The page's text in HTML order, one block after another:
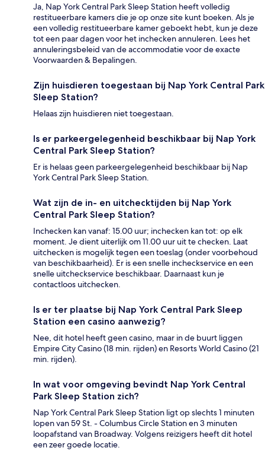
Ja, Nap York Central Park Sleep Station heeft volledig
restitueerbare kamers die je op onze site kunt boeken. Als je
een volledig restitueerbare kamer geboekt hebt, kun je deze
tot een paar dagen voor het inchecken annuleren. Lees het
annuleringsbeleid van de accommodatie voor de exacte
Voorwaarden & Bepalingen.
Zijn huisdieren toegestaan bij Nap York Central Park
Sleep Station?
Helaas zijn huisdieren niet toegestaan.
Is er parkeergelegenheid beschikbaar bij Nap York
Central Park Sleep Station?
Er is helaas geen parkeergelegenheid beschikbaar bij Nap
York Central Park Sleep Station.
Wat zijn de in- en uitchecktijden bij Nap York
Central Park Sleep Station?
Inchecken kan vanaf: 15.00 uur; inchecken kan tot: op elk
moment. Je dient uiterlijk om 11.00 uur uit te checken. Laat
uitchecken is mogelijk tegen een toeslag (onder voorbehoud
van beschikbaarheid). Er is een snelle incheckservice en een
snelle uitcheckservice beschikbaar. Daarnaast kun je
contactloos uitchecken.
Is er ter plaatse bij Nap York Central Park Sleep
Station een casino aanwezig?
Nee, dit hotel heeft geen casino, maar in de buurt liggen
Empire City Casino (18 min. rijden) en Resorts World Casino (21
min. rijden).
In wat voor omgeving bevindt Nap York Central
Park Sleep Station zich?
Nap York Central Park Sleep Station ligt op slechts 1 minuten
lopen van 59 St. - Columbus Circle Station en 3 minuten
loopafstand van Broadway. Volgens reizigers heeft dit hotel
een zeer goede locatie.